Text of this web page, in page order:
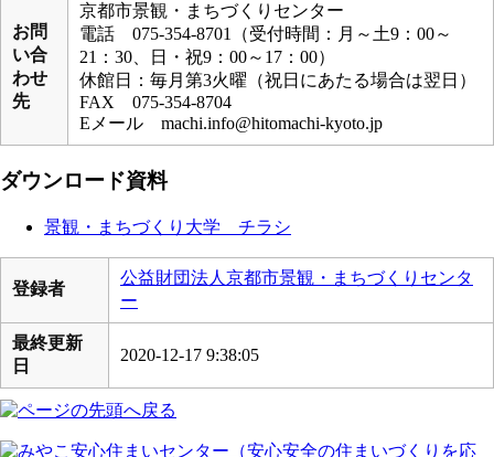
お問
い合
わせ
先
京都市景観・まちづくりセンター
電話 075-354-8701（受付時間：月～土9：00～
21：30、日・祝9：00～17：00）
休館日：毎月第3火曜（祝日にあたる場合は翌日）
FAX 075-354-8704
Eメール machi.info@hitomachi-kyoto.jp
ダウンロード資料
景観・まちづくり大学 チラシ
登録者
公益財団法人京都市景観・まちづくりセンタ
ー
最終更新
日
2020-12-17 9:38:05